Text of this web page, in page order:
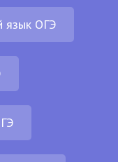
язык ОГЭ